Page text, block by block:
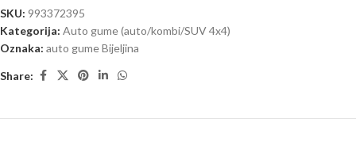
SKU: 993372395
Kategorija: Auto gume (auto/kombi/SUV 4x4)
Oznaka: auto gume Bijeljina
Share: